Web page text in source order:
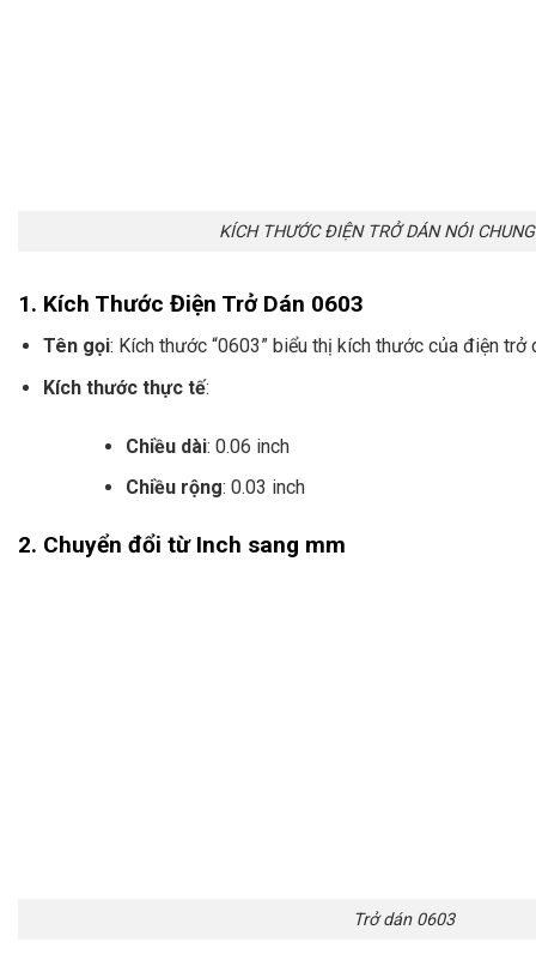
KÍCH THƯỚC ĐIỆN TRỞ DÁN NÓI CHUNG
1. Kích Thước Điện Trở Dán 0603
Tên gọi: Kích thước “0603” biểu thị kích thước của điện trở
Kích thước thực tế:
Chiều dài: 0.06 inch
Chiều rộng: 0.03 inch
2. Chuyển đổi từ Inch sang mm
Trở dán 0603